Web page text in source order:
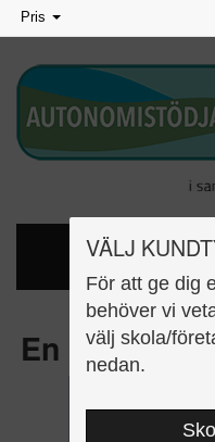
VÄLJ
För att ge dig
behöver vi
välj skola/
nedan.
Toggle
navigation
Pris
En liten bok